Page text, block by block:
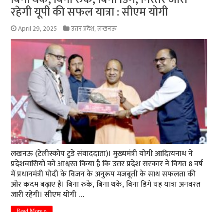
रहेगी यूपी की सफल यात्रा : सीएम योगी
April 29, 2025 उत्तर प्रदेश,लखनऊ
लखनऊ (टेलीस्कोप टुडे संवाददाता)। मुख्यमंत्री योगी आदित्यनाथ ने
प्रदेशवासियों को आश्वस्त किया है कि उत्तर प्रदेश सरकार ने विगत 8 वर्ष
में प्रधानमंत्री मोदी के विजन के अनुरूप मजबूती के साथ सफलता की
ओर कदम बढ़ाए हैं। बिना रुके, बिना थके, बिना डिगे यह यात्रा अनवरत
जारी रहेगी। सीएम योगी …